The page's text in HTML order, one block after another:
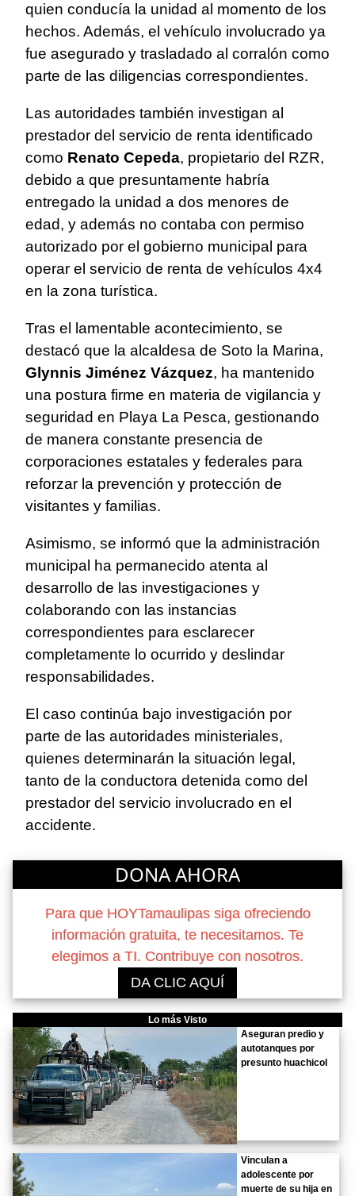
quien conducía la unidad al momento de los
hechos. Además, el vehículo involucrado ya
fue asegurado y trasladado al corralón como
parte de las diligencias correspondientes.
Las autoridades también investigan al
prestador del servicio de renta identificado
como Renato Cepeda, propietario del RZR,
debido a que presuntamente habría
entregado la unidad a dos menores de
edad, y además no contaba con permiso
autorizado por el gobierno municipal para
operar el servicio de renta de vehículos 4x4
en la zona turística.
Tras el lamentable acontecimiento, se
destacó que la alcaldesa de Soto la Marina,
Glynnis Jiménez Vázquez, ha mantenido
una postura firme en materia de vigilancia y
seguridad en Playa La Pesca, gestionando
de manera constante presencia de
corporaciones estatales y federales para
reforzar la prevención y protección de
visitantes y familias.
Asimismo, se informó que la administración
municipal ha permanecido atenta al
desarrollo de las investigaciones y
colaborando con las instancias
correspondientes para esclarecer
completamente lo ocurrido y deslindar
responsabilidades.
El caso continúa bajo investigación por
parte de las autoridades ministeriales,
quienes determinarán la situación legal,
tanto de la conductora detenida como del
prestador del servicio involucrado en el
accidente.
DONA AHORA
Para que HOYTamaulipas siga ofreciendo
información gratuita, te necesitamos. Te
elegimos a TI. Contribuye con nosotros.
DA CLIC AQUÍ
Lo más Visto
Aseguran predio y
autotanques por
presunto huachicol
Vinculan a
adolescente por
muerte de su hija en